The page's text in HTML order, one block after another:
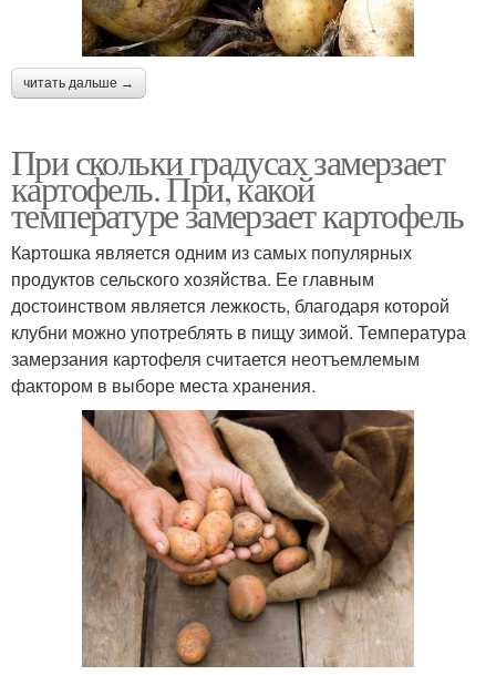
читать дальше →
При скольки градусах замерзает
картофель. При, какой
температуре замерзает картофель
Картошка является одним из самых популярных
продуктов сельского хозяйства. Ее главным
достоинством является лежкость, благодаря которой
клубни можно употреблять в пищу зимой. Температура
замерзания картофеля считается неотъемлемым
фактором в выборе места хранения.